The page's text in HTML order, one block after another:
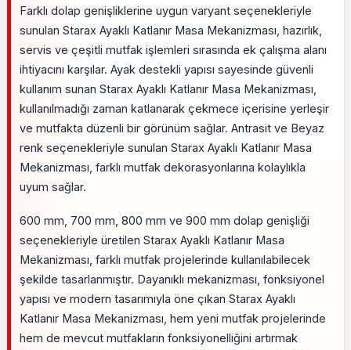
Farklı dolap genişliklerine uygun varyant seçenekleriyle
sunulan Starax Ayaklı Katlanır Masa Mekanizması, hazırlık,
servis ve çeşitli mutfak işlemleri sırasında ek çalışma alanı
ihtiyacını karşılar. Ayak destekli yapısı sayesinde güvenli
kullanım sunan Starax Ayaklı Katlanır Masa Mekanizması,
kullanılmadığı zaman katlanarak çekmece içerisine yerleşir
ve mutfakta düzenli bir görünüm sağlar. Antrasit ve Beyaz
renk seçenekleriyle sunulan Starax Ayaklı Katlanır Masa
Mekanizması, farklı mutfak dekorasyonlarına kolaylıkla
uyum sağlar.
600 mm, 700 mm, 800 mm ve 900 mm dolap genişliği
seçenekleriyle üretilen Starax Ayaklı Katlanır Masa
Mekanizması, farklı mutfak projelerinde kullanılabilecek
şekilde tasarlanmıştır. Dayanıklı mekanizması, fonksiyonel
yapısı ve modern tasarımıyla öne çıkan Starax Ayaklı
Katlanır Masa Mekanizması, hem yeni mutfak projelerinde
hem de mevcut mutfakların fonksiyonelliğini artırmak